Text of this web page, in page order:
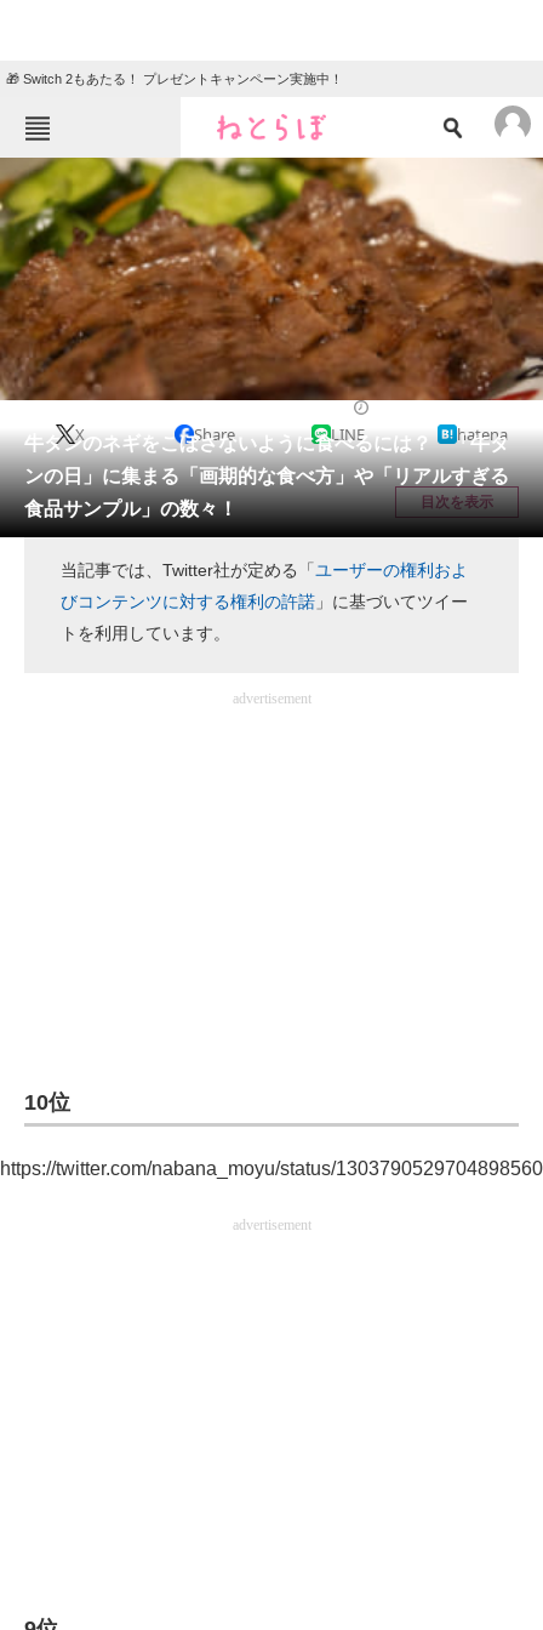
🎁 Switch 2もあたる！ プレゼントキャンペーン実施中！
ねとらぼメニュー
TOP ニュース
エンタメ クイズ
グルメ 地域
住まい 教育・育児
動物 リサーチ
会員記事
メディア
注目記事を集めた総合ページ
ITの今と未来を見通す
スマホと通信の最新トレンド
進化するPCとデバイスの未来
企業向けIT製品の総合サイト
IT製品の技術・比較・事例
製造業のIT導入・活用を支援
牛タンのネギをこぼさないように食べるには？ 「牛タ
ンの日」に集まる「画期的な食べ方」や「リアルすぎる
食品サンプル」の数々！
X Share LINE hatena
目次を表示
当記事では、Twitter社が定める「ユーザーの権利およ
びコンテンツに対する権利の許諾 」に基づいてツイー
トを利用しています。
advertisement
10位
https://twitter.com/nabana_moyu/status/1303790529704898560
advertisement